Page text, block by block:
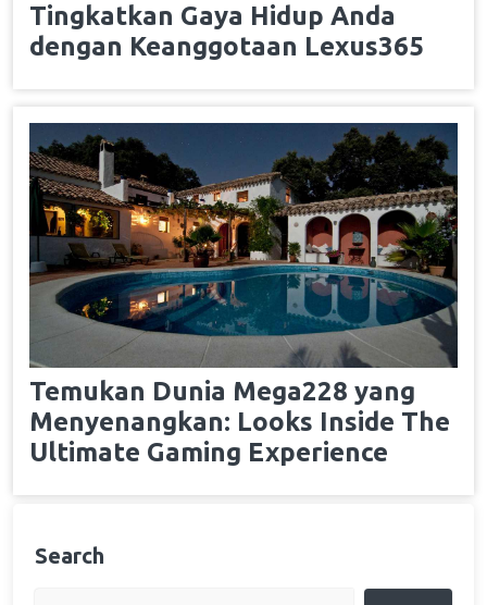
Tingkatkan Gaya Hidup Anda
dengan Keanggotaan Lexus365
Temukan Dunia Mega228 yang
Menyenangkan: Looks Inside The
Ultimate Gaming Experience
Search